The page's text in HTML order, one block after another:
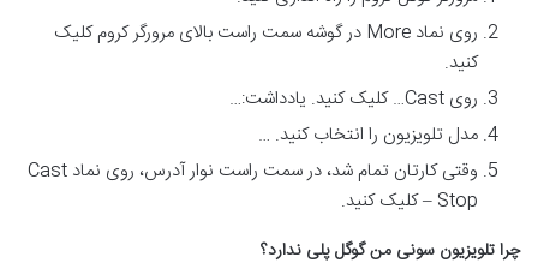
روی نماد More در گوشه سمت راست بالای مرورگر کروم کلیک
کنید.
روی Cast… کلیک کنید. یادداشت:…
مدل تلویزیون را انتخاب کنید. …
وقتی کارتان تمام شد، در سمت راست نوار آدرس، روی نماد Cast
– Stop کلیک کنید.
چرا تلویزیون سونی من گوگل پلی ندارد؟